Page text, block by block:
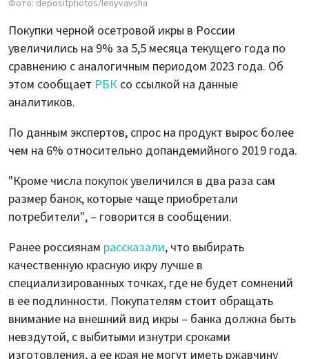
Фото: depositphotos/lenyvavsha
Покупки черной осетровой икры в России
увеличились на 9% за 5,5 месяца текущего года по
сравнению с аналогичным периодом 2023 года. Об
этом сообщает РБК со ссылкой на данные
аналитиков.
По данным экспертов, спрос на продукт вырос более
чем на 6% относительно допандемийного 2019 года.
"Кроме числа покупок увеличился в два раза сам
размер банок, которые чаще приобретали
потребители", – говорится в сообщении.
Ранее россиянам рассказали, что выбирать
качественную красную икру лучше в
специализированных точках, где не будет сомнений
в ее подлинности. Покупателям стоит обращать
внимание на внешний вид икры – банка должна быть
невздутой, с выбитыми изнутри сроками
изготовления, а ее края не могут иметь ржавчину